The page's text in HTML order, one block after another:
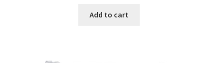
was:
Add to cart